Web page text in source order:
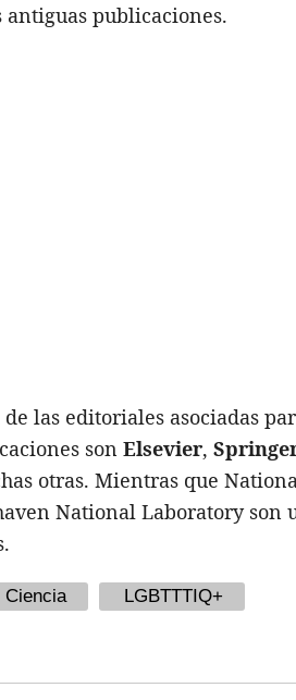
antiguas publicaciones.
las editoriales asociadas
son Elsevier,
otras. Mientras que
National Laboratory son
Ciencia LGBTTTIQ+